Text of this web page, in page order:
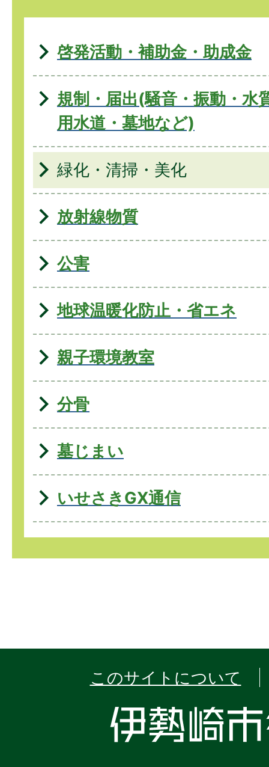
啓発活動・補助金・助成金
規制・届出(騒音・振動・水
用水道・墓地など)
緑化・清掃・美化
放射線物質
公害
地球温暖化防止・省エネ
親子環境教室
分骨
墓じまい
いせさきGX通信
このサイトについて